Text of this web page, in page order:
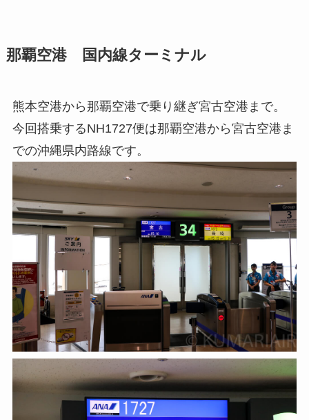
那覇空港 国内線ターミナル
熊本空港から那覇空港で乗り継ぎ宮古空港まで。
今回搭乗するNH1727便は那覇空港から宮古空港ま
での沖縄県内路線です。